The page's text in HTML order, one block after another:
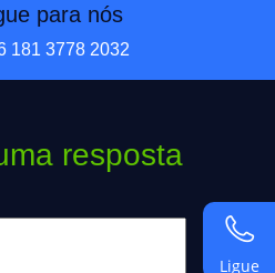
para nós
181 3778 2032
resposta
Ligue